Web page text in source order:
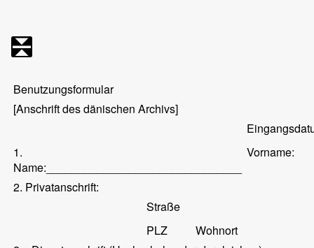
Benutzungsformular
[Anschrift des dänischen Archivs]
1.
Name:_______________________________
Vorname:
2. Privatanschrift:
Straße
PLZ
Wohnort